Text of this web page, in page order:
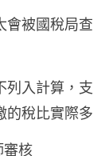
會被國稅局查
列入計算，支
的稅比實際多
審核